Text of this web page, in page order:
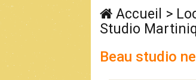
Accueil >
Studio
Beau studio